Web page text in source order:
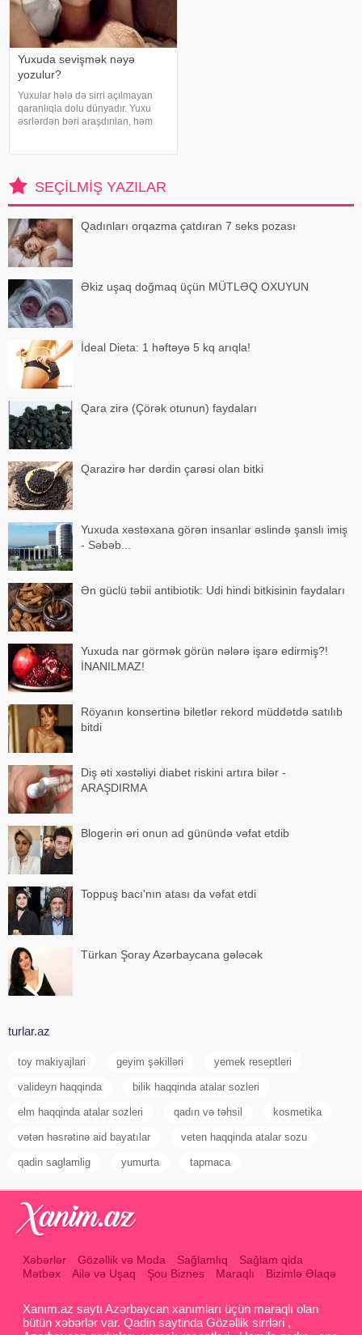
Yuxuda sevişmək nəyə
yozulur?
Yuxular hələ də sirri açılmayan
qaranlıqla dolu dünyadır. Yuxu
əsrlərdən bəri araşdırılan, həm
cinsəlikl
SEÇILMIŞ YAZILAR
Qadınları orqazma çatdıran 7 seks pozası
Əkiz uşaq doğmaq üçün MÜTLƏQ OXUYUN
İdeal Dieta: 1 həftəyə 5 kq arıqla!
Qara zirə (Çörək otunun) faydaları
Qarazirə hər dərdin çarəsi olan bitki
Yuxuda xəstəxana görən insanlar əslində şanslı imiş
- Səbəb...
Ən güclü təbii antibiotik: Udi hindi bitkisinin faydaları
Yuxuda nar görmək görün nələrə işarə edirmiş?!
İNANILMAZ!
Röyanın konsertinə biletlər rekord müddətdə satılıb
bitdi
Diş əti xəstəliyi diabet riskini artıra bilər -
ARAŞDIRMA
Blogerin əri onun ad günündə vəfat etdib
Toppuş bacı'nın atası da vəfat etdi
Türkan Şoray Azərbaycana gələcək
turlar.az
toy makiyajlari geyim şəkilləri yemek reseptleri
valideyn haqqinda bilik haqqinda atalar sozleri
elm haqqinda atalar sozleri qadın və təhsil kosmetika
vətən həsrətinə aid bayatılar veten haqqinda atalar sozu
qadin saglamlig yumurta tapmaca
Xəbərlər Gözəllik və Moda Sağlamlıq
Sağlam qida
Mətbəx
Ailə və Uşaq Şou Biznes Maraqlı Bizimlə Əlaqə
Xanım.az saytı Azərbaycan xanımları üçün maraqlı olan
bütün xəbərlər var. Qadin saytinda Gözəllik sirrləri ,